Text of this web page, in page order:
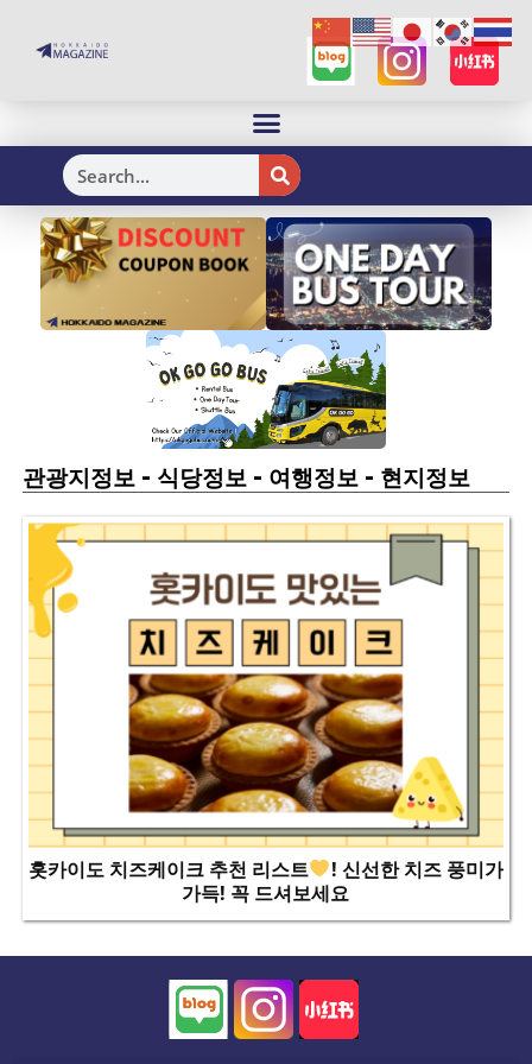
H
관광지정보- 식당정보- 여행정보- 현지정보
홋카이도 치즈케이크 추천 리스트
! 신선한 치즈 풍미가
가득! 꼭 드셔보세요